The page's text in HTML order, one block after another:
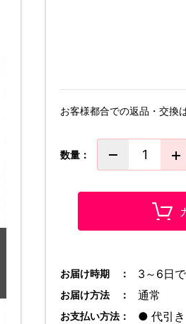
お客様都合での返品・交換
数量：
お届け時期 ： 3～6日
お届け方法 ： 通常
お支払い方法： 代引き